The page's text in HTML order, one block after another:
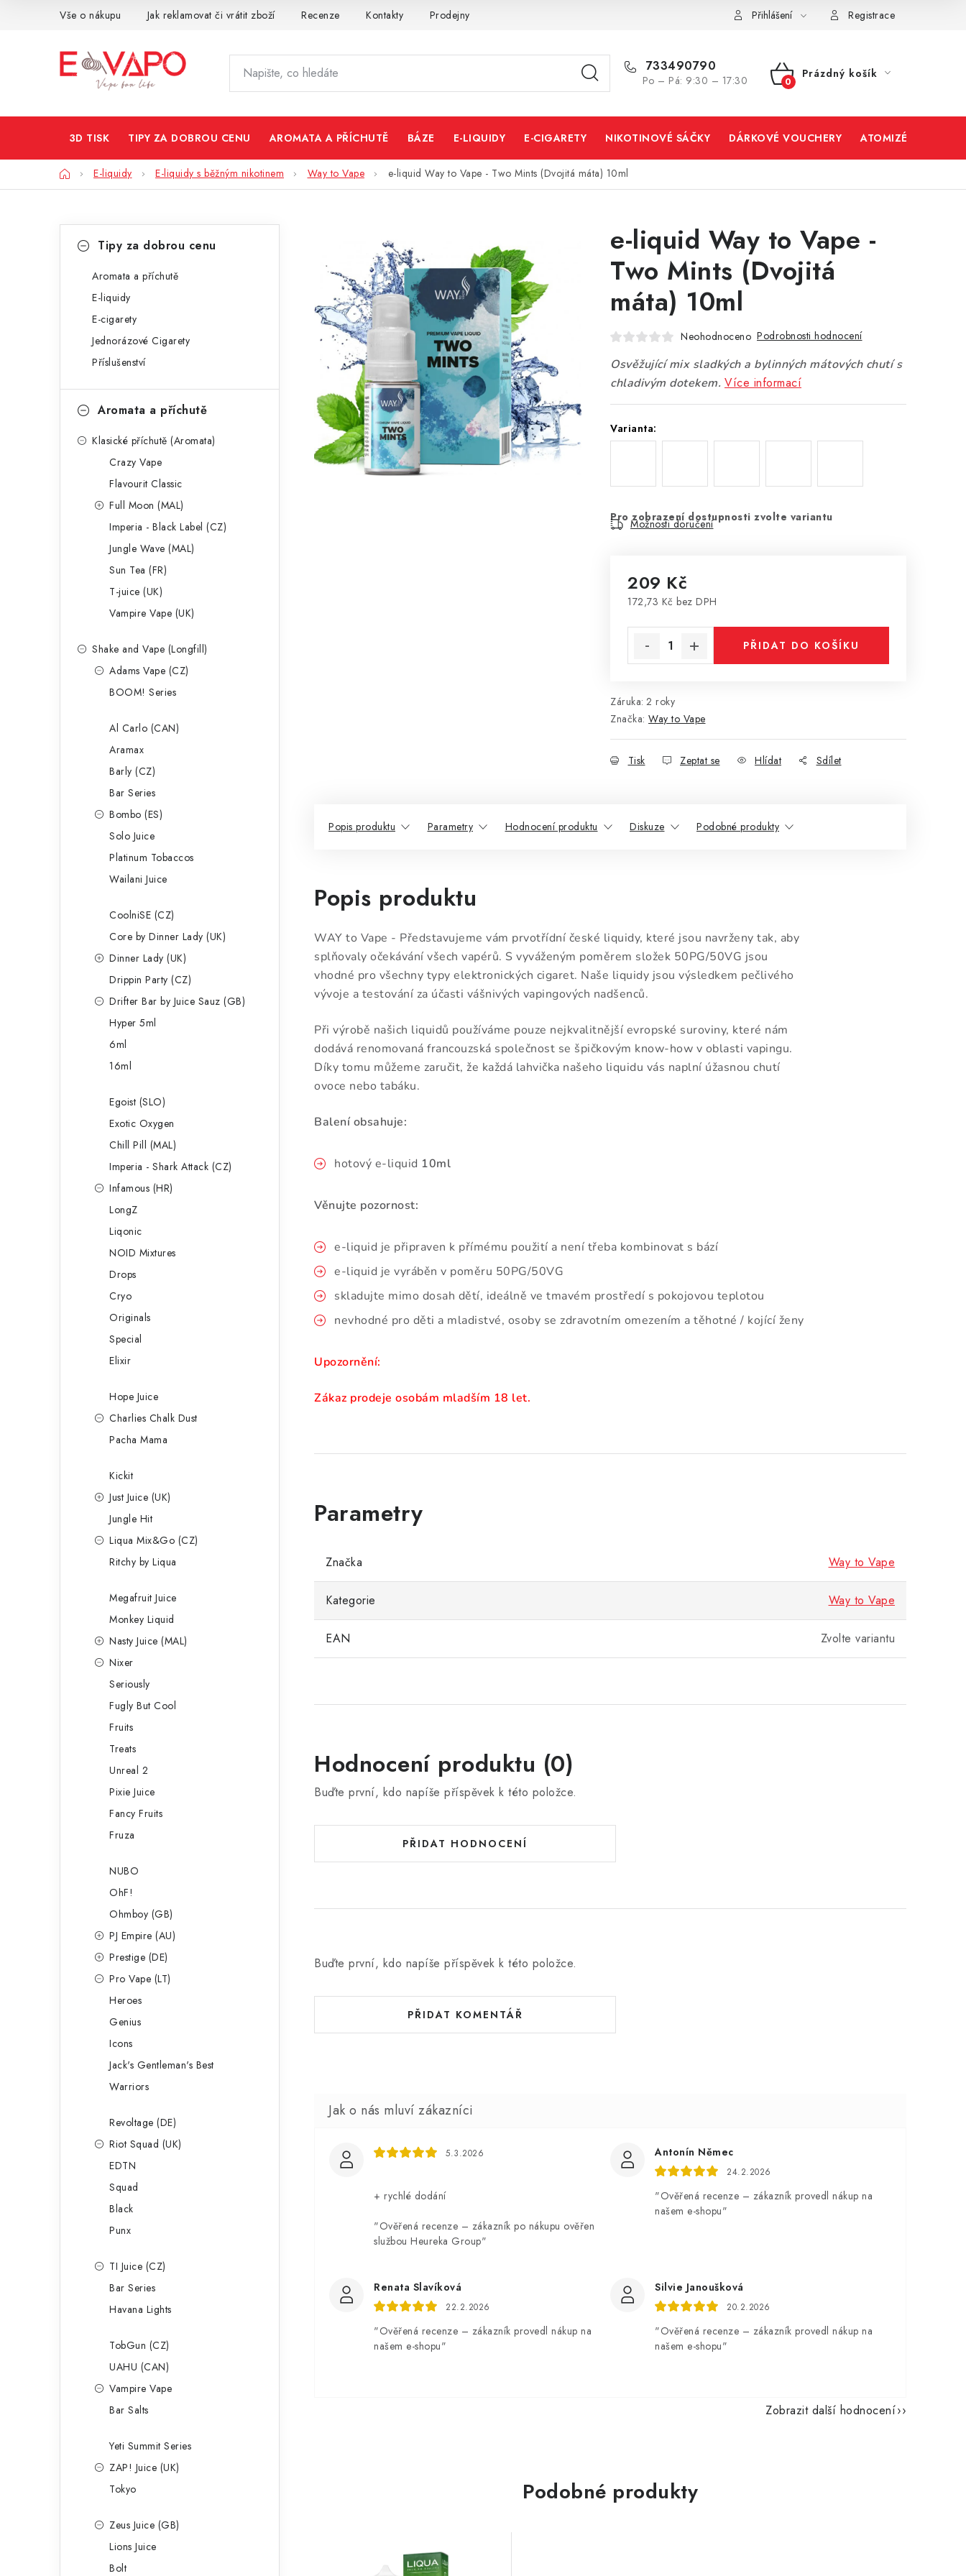
Vše o nákupu Jak reklamovat či vrátit zboží Recenze Kontakty Prodejny Přihlášení Registrace
733490790
Po – Pá: 9:30 – 17:30
NÁKUPNÍ
Prázdný košík
3D TISK TIPY ZA DOBROU CENU AROMATA A PŘÍCHUTĚ BÁZE E-LIQUIDY E-CIGARETY NIKOTINOVÉ SÁČKY DÁRKOVÉ VOUCHERY ATOMIZÉRY A
DomůE-liquidy E-liquidy s běžným nikotinem Way to Vape e-liquid Way to Vape - Two Mints (Dvojitá máta) 10ml
n
kategorieTipy za dobrou cenu
Aromata a příchutě
E-liquidy
E-cigarety
Jednorázové Cigarety
Příslušenství
Aromata a příchutě
Klasické příchutě (Aromata)
Crazy Vape
Flavourit Classic
Full Moon (MAL)
Imperia - Black Label (CZ)
Jungle Wave (MAL)
Sun Tea (FR)
T-juice (UK)
Vampire Vape (UK)
Shake and Vape (Longfill)
Adams Vape (CZ)
BOOM! Series
Al Carlo (CAN)
Aramax
Barly (CZ)
Bar Series
Bombo (ES)
Solo Juice
Platinum Tobaccos
Wailani Juice
CoolniSE (CZ)
Core by Dinner Lady (UK)
Dinner Lady (UK)
Drippin Party (CZ)
Drifter Bar by Juice Sauz (GB)
Hyper 5ml
6ml
16ml
Egoist (SLO)
Exotic Oxygen
Chill Pill (MAL)
Imperia - Shark Attack (CZ)
Infamous (HR)
LongZ
Liqonic
NOID Mixtures
Drops
Cryo
Originals
Special
Elixir
Hope Juice
Charlies Chalk Dust
Pacha Mama
Kickit
Just Juice (UK)
Jungle Hit
Liqua Mix&Go (CZ)
Ritchy by Liqua
Megafruit Juice
Monkey Liquid
Nasty Juice (MAL)
Nixer
Seriously
Fugly But Cool
Fruits
Treats
Unreal 2
Pixie Juice
Fancy Fruits
Fruza
NUBO
OhF!
Ohmboy (GB)
PJ Empire (AU)
Prestige (DE)
Pro Vape (LT)
Heroes
Genius
Icons
Jack's Gentleman's Best
Warriors
Revoltage (DE)
Riot Squad (UK)
EDTN
Squad
Black
Punx
TI Juice (CZ)
Bar Series
Havana Lights
TobGun (CZ)
UAHU (CAN)
Vampire Vape
Bar Salts
Yeti Summit Series
ZAP! Juice (UK)
Tokyo
Zeus Juice (GB)
Lions Juice
Bolt
e-liquid Way to Vape -
Two Mints (Dvojitá
máta) 10ml
Neohodnoceno Podrobnosti hodnocení
Osvěžující mix sladkých a bylinných mátových chutí s
chladivým dotekem. Více informací
Varianta:
Pro zobrazení dostupnosti zvolte variantu
Možnosti doručení
209 Kč
172,73 Kč bez DPH
PŘIDAT DO KOŠÍKU
Záruka: 2 roky
Značka: Way to Vape
Tisk Zeptat se Hlídat Sdílet
Popis produktu Parametry Hodnocení produktu Diskuze Podobné produkty
Popis produktu
WAY to Vape - Představujeme vám prvotřídní české liquidy, které jsou navrženy tak, aby
splňovaly očekávání všech vapérů. S vyváženým poměrem složek 50PG/50VG jsou
vhodné pro všechny typy elektronických cigaret. Naše liquidy jsou výsledkem pečlivého
vývoje a testování za účasti vášnivých vapingových nadšenců.
Při výrobě našich liquidů používáme pouze nejkvalitnější evropské suroviny, které nám
dodává renomovaná francouzská společnost se špičkovým know-how v oblasti vapingu.
Díky tomu můžeme zaručit, že každá lahvička našeho liquidu vás naplní úžasnou chutí
ovoce nebo tabáku.
Balení obsahuje:
hotový e-liquid 10ml
Věnujte pozornost:
e-liquid je připraven k přímému použití a není třeba kombinovat s bází
e-liquid je vyráběn v poměru 50PG/50VG
skladujte mimo dosah dětí, ideálně ve tmavém prostředí s pokojovou teplotou
nevhodné pro děti a mladistvé, osoby se zdravotním omezením a těhotné / kojící ženy
Upozornění:
Zákaz prodeje osobám mladším 18 let.
Značka Way to Vape
Kategorie Way to Vape
EAN Zvolte variantu
Hodnocení produktu (0)
Buďte první, kdo napíše příspěvek k této položce.
PŘIDAT HODNOCENÍ
Buďte první, kdo napíše příspěvek k této položce.
PŘIDAT KOMENTÁŘ
5.3.2026
+ rychlé dodání
"Ověřená recenze – zákazník po nákupu ověřen
službou Heureka Group"
Antonín Němec
24.2.2026
"Ověřená recenze – zákazník provedl nákup na
našem e-shopu"
Renata Slavíková
22.2.2026
"Ověřená recenze – zákazník provedl nákup na
našem e-shopu"
Silvie Janoušková
20.2.2026
"Ověřená recenze – zákazník provedl nákup na
našem e-shopu"
Zobrazit další hodnocení
Podobné produkty